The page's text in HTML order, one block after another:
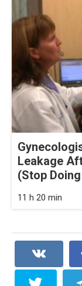
Leakage
(Stop
11 h 20 min